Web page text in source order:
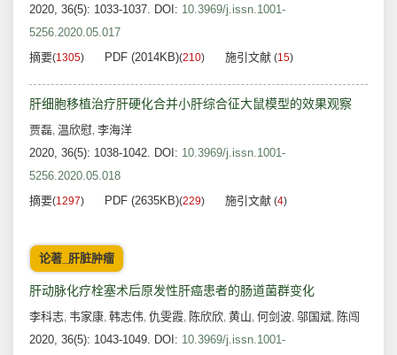
2020, 36(5): 1033-1037. DOI: 10.3969/j.issn.1001-
5256.2020.05.017
摘要(1305) PDF (2014KB)(210) 施引文献 (15)
肝细胞移植治疗肝硬化合并小肝综合征大鼠模型的效果观察
贾磊, 温欣慰, 李海洋
2020, 36(5): 1038-1042. DOI: 10.3969/j.issn.1001-
5256.2020.05.018
摘要(1297) PDF (2635KB)(229) 施引文献 (4)
论著_肝脏肿瘤
肝动脉化疗栓塞术后原发性肝癌患者的肠道菌群变化
李科志, 韦家康, 韩志伟, 仇雯霞, 陈欣欣, 黄山, 何剑波, 邬国斌, 陈闯
2020, 36(5): 1043-1049. DOI: 10.3969/j.issn.1001-